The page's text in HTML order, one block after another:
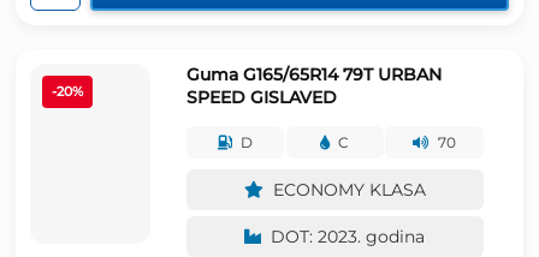
-20%
Guma G165/65R14 79T URBAN
SPEED GISLAVED
D C 70
ECONOMY KLASA
DOT: 2023. godina